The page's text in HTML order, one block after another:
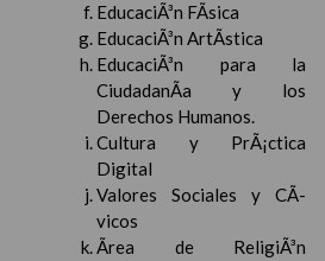
EducaciÃ³n FÃ­sica
EducaciÃ³n ArtÃ­stica
EducaciÃ³n para la
CiudadanÃ­a y los
Derechos Humanos.
Cultura y PrÃ¡ctica
Digital
Valores Sociales y CÃ­
vicos
Ãrea de ReligiÃ³n